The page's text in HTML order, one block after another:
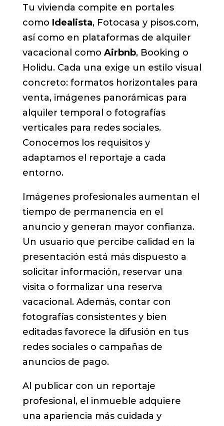
Tu vivienda compite en portales
como Idealista, Fotocasa y pisos.com,
así como en plataformas de alquiler
vacacional como Airbnb, Booking o
Holidu. Cada una exige un estilo visual
concreto: formatos horizontales para
venta, imágenes panorámicas para
alquiler temporal o fotografías
verticales para redes sociales.
Conocemos los requisitos y
adaptamos el reportaje a cada
entorno.
Imágenes profesionales aumentan el
tiempo de permanencia en el
anuncio y generan mayor confianza.
Un usuario que percibe calidad en la
presentación está más dispuesto a
solicitar información, reservar una
visita o formalizar una reserva
vacacional. Además, contar con
fotografías consistentes y bien
editadas favorece la difusión en tus
redes sociales o campañas de
anuncios de pago.
Al publicar con un reportaje
profesional, el inmueble adquiere
una apariencia más cuidada y